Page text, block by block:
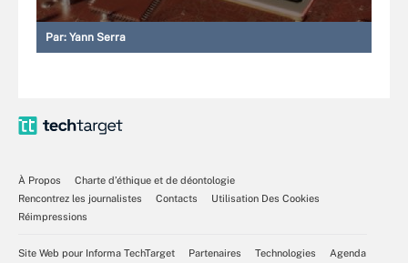
Par: Yann Serra
À Propos
Charte d’éthique et de déontologie
Rencontrez les journalistes
Contacts
Utilisation Des Cookies
Réimpressions
Site Web pour Informa TechTarget Partenaires Technologies
Agenda